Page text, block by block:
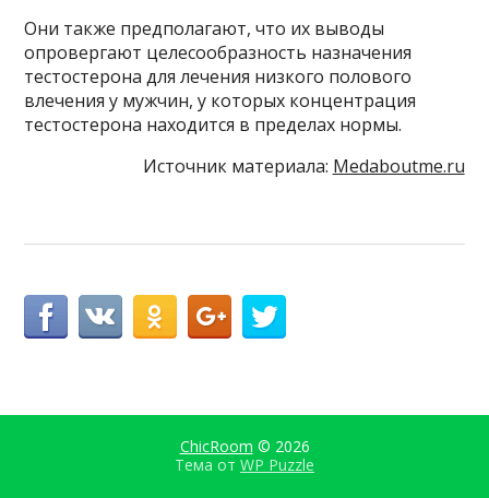
Они также предполагают, что их выводы
опровергают целесообразность назначения
тестостерона для лечения низкого полового
влечения у мужчин, у которых концентрация
тестостерона находится в пределах нормы.
Источник материала: Medaboutme.ru
ChicRoom © 2026
Тема от WP Puzzle